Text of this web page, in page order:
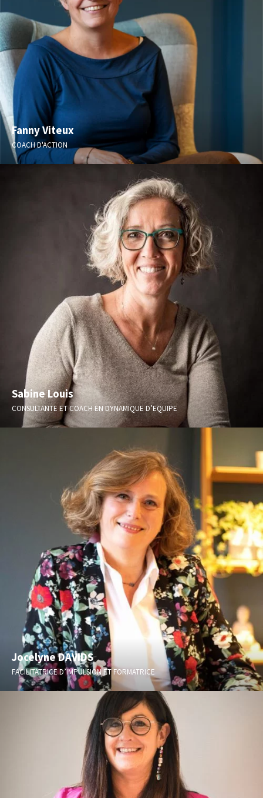
Fanny Viteux
COACH D'ACTION
Susciter l’action – Organisation – Équilibre de vie
Sabine Louis
CONSULTANTE ET COACH EN DYNAMIQUE D’EQUIPE
Accompagnement du Management participatif, Facilitatrice,
Intelligence Collective, Form-Actions.
Jocelyne DAVIDS
FACILITATRICE D’IMPULSION ET FORMATRICE
Spécialiste Acces Consciousness et Danse Nia